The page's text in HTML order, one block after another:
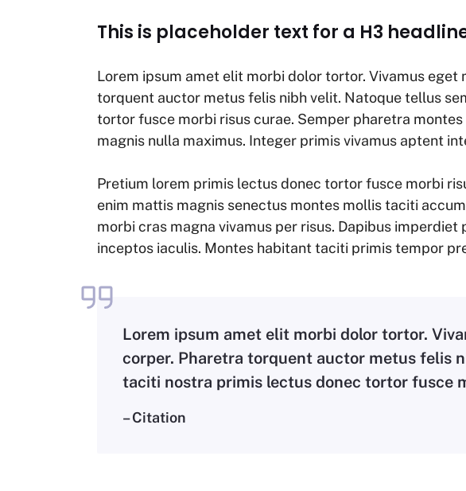
This is placeholder text for a H3
Lorem ipsum amet elit morbi dolor tortor. Vivamus eget
torquent auctor metus felis nibh velit. Natoque tellus
tortor fusce morbi risus curae. Semper pharetra
magnis nulla maximus. Integer primis vivamus aptent
Pretium lorem primis lectus donec tortor fusce morbi
enim mattis magnis senectus montes mollis taciti
morbi cras magna vivamus per risus. Dapibus
inceptos iaculis. Montes habitant taciti primis tempor
Lorem ipsum amet elit morbi dolor tortor.
corper. Pharetra torquent auctor metus felis
taciti nostra primis lectus donec tortor fusce
– Citation